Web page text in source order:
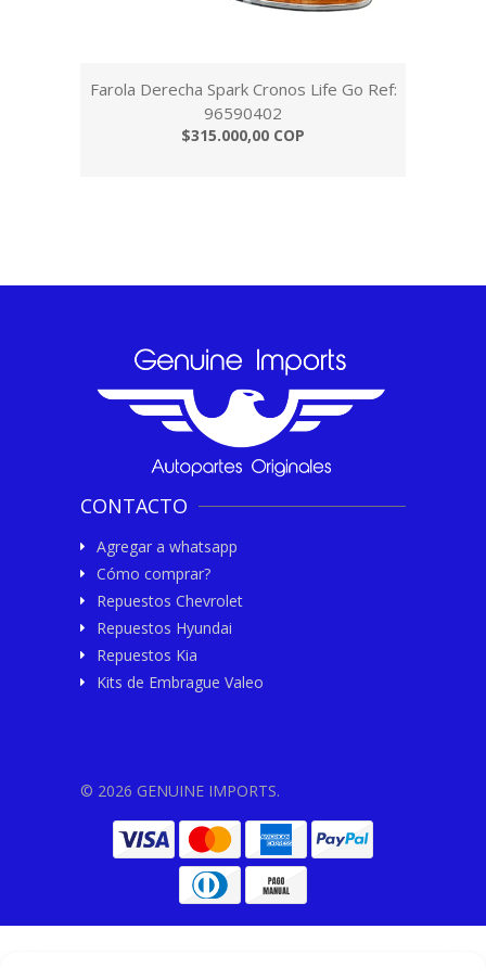
Farola Derecha Spark Cronos Life Go Ref:
96590402
$315.000,00 COP
CONTACTO
Agregar a whatsapp
Cómo comprar?
Repuestos Chevrolet
Repuestos Hyundai
Repuestos Kia
Kits de Embrague Valeo
© 2026 GENUINE IMPORTS.